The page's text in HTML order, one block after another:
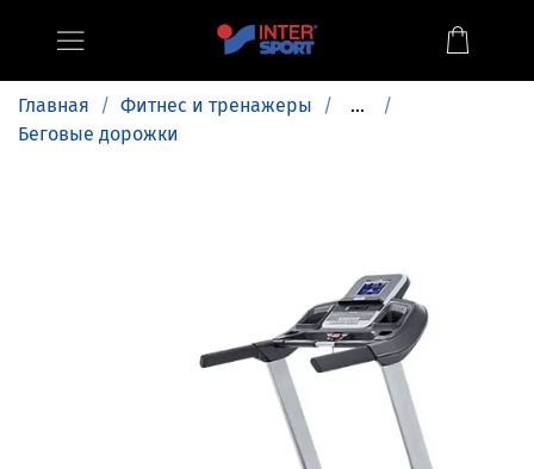
Главная Фитнес и тренажеры
...
Беговые дорожки